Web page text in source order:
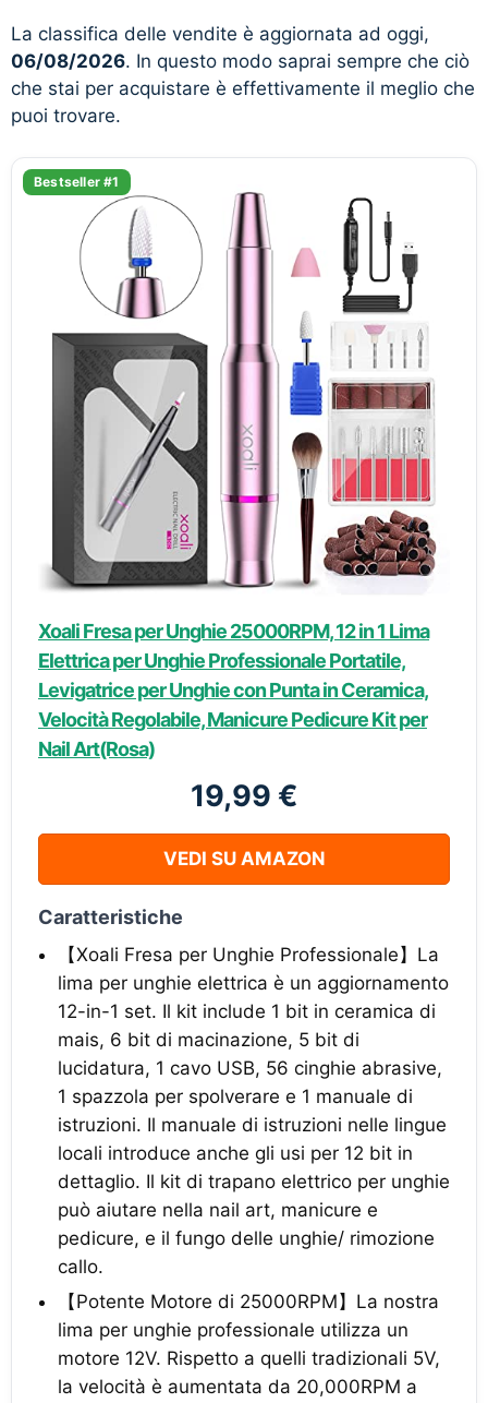
La classifica delle vendite è aggiornata ad oggi,
06/08/2026. In questo modo saprai sempre che ciò
che stai per acquistare è effettivamente il meglio che
puoi trovare.
Bestseller #1
Xoali Fresa per Unghie 25000RPM, 12 in 1 Lima
Elettrica per Unghie Professionale Portatile,
Levigatrice per Unghie con Punta in Ceramica,
Velocità Regolabile, Manicure Pedicure Kit per
Nail Art(Rosa)
19,99 €
VEDI SU AMAZON
Caratteristiche
【Xoali Fresa per Unghie Professionale】La
lima per unghie elettrica è un aggiornamento
12-in-1 set. Il kit include 1 bit in ceramica di
mais, 6 bit di macinazione, 5 bit di
lucidatura, 1 cavo USB, 56 cinghie abrasive,
1 spazzola per spolverare e 1 manuale di
istruzioni. Il manuale di istruzioni nelle lingue
locali introduce anche gli usi per 12 bit in
dettaglio. Il kit di trapano elettrico per unghie
può aiutare nella nail art, manicure e
pedicure, e il fungo delle unghie/ rimozione
callo.
【Potente Motore di 25000RPM】La nostra
lima per unghie professionale utilizza un
motore 12V. Rispetto a quelli tradizionali 5V,
la velocità è aumentata da 20,000RPM a